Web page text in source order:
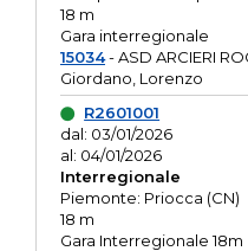
18 m
Gara interregionale
15034- ASD ARCIERI
Giordano, Lorenzo
R2601001
dal: 03/01/2026
al: 04/01/2026
Interregionale
Piemonte: Priocca (CN)
18 m
Gara Interregionale 18m